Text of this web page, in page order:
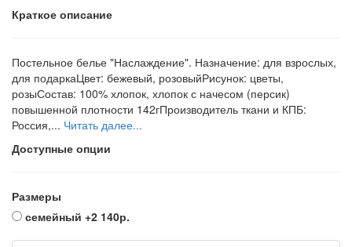
Краткое описание
Постельное белье "Наслаждение". Назначение: для взрослых,
для подаркаЦвет: бежевый, розовыйРисунок: цветы,
розыСостав: 100% хлопок, хлопок с начесом (персик)
повышенной плотности 142гПроизводитель ткани и КПБ:
Россия,... Читать далее...
Доступные опции
Размеры
семейный +2 140р.